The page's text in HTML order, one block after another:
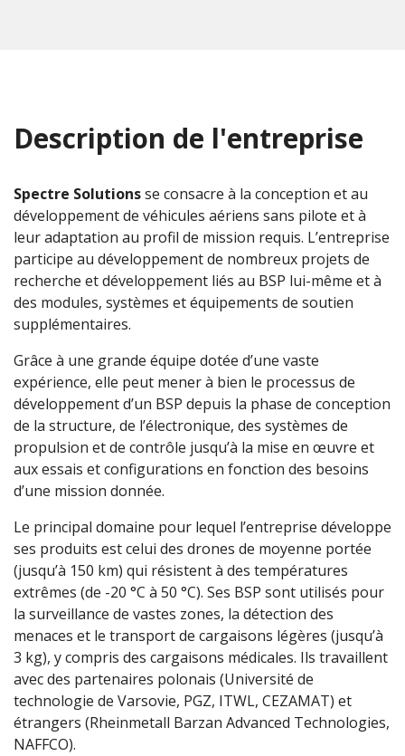
Description de l'entreprise
Spectre Solutionsse consacre à la conception et au
développement de véhicules aériens sans pilote et à
leur adaptation au profil de mission requis. L’entreprise
participe au développement de nombreux projets de
recherche et développement liés au BSP lui-même et à
des modules, systèmes et équipements de soutien
supplémentaires.
Grâce à une grande équipe dotée d’une vaste
expérience, elle peut mener à bien le processus de
développement d’un BSP depuis la phase de conception
de la structure, de l’électronique, des systèmes de
propulsion et de contrôle jusqu’à la mise en œuvre et
aux essais et configurations en fonction des besoins
d’une mission donnée.
Le principal domaine pour lequel l’entreprise développe
ses produits est celui des drones de moyenne portée
(jusqu’à 150 km) qui résistent à des températures
extrêmes (de -20 °C à 50 °C). Ses BSP sont utilisés pour
la surveillance de vastes zones, la détection des
menaces et le transport de cargaisons légères (jusqu’à
3 kg), y compris des cargaisons médicales. Ils travaillent
avec des partenaires polonais (Université de
technologie de Varsovie, PGZ, ITWL, CEZAMAT) et
étrangers (Rheinmetall Barzan Advanced Technologies,
NAFFCO).